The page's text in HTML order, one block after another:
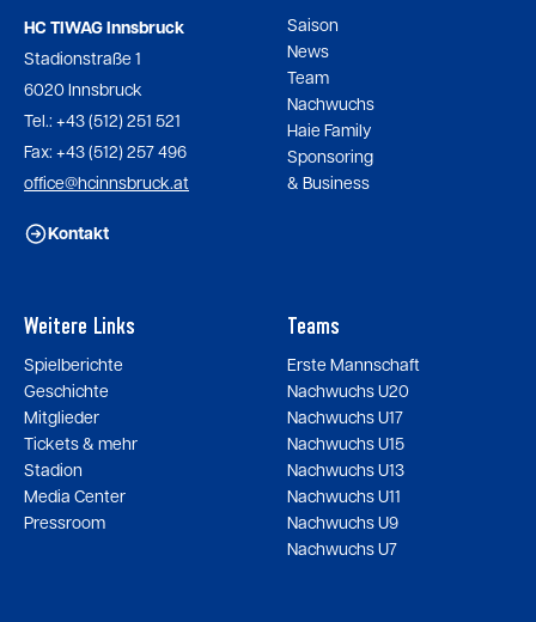
HC TIWAG Innsbruck
Stadionstraße 1
6020 Innsbruck
Tel.: +43 (512) 251 521
Fax: +43 (512) 257 496
office@hcinnsbruck.at
Kontakt
Saison
News
Team
Nachwuchs
Haie Family
Sponsoring
& Business
Weitere Links
Spielberichte
Geschichte
Mitglieder
Tickets & mehr
Stadion
Media Center
Pressroom
Teams
Erste Mannschaft
Nachwuchs U20
Nachwuchs U17
Nachwuchs U15
Nachwuchs U13
Nachwuchs U11
Nachwuchs U9
Nachwuchs U7